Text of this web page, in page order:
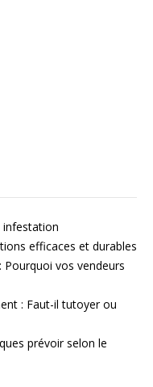
infestation
efficaces et durables
vos vendeurs
: Faut-il tutoyer ou
prévoir selon le